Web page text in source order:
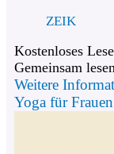
ZEIK
Kostenloses
Gemeinsam
Weitere
Yoga für Frauen